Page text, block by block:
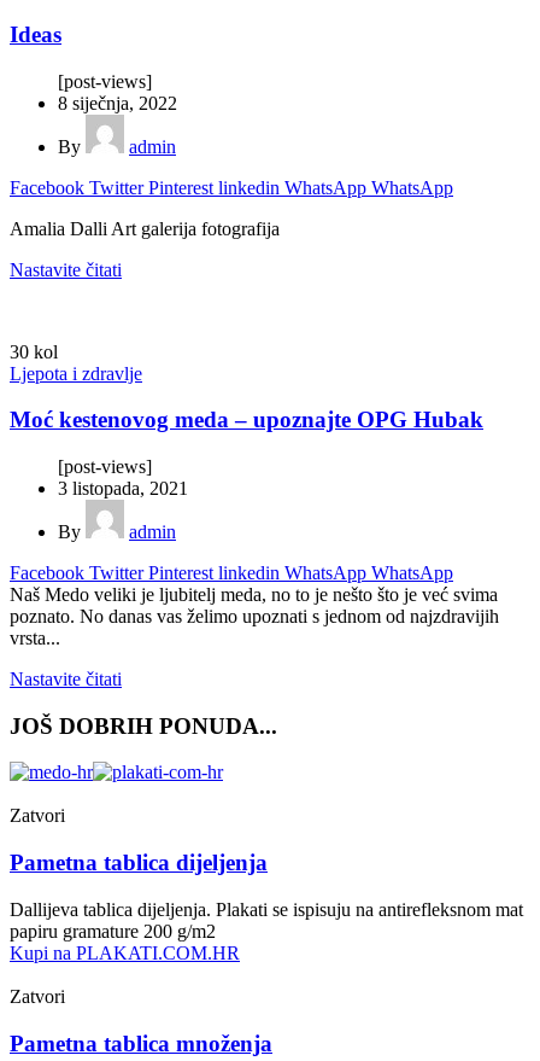
Ideas
[post-views]
8 siječnja, 2022
By
admin
Facebook Twitter Pinterest linkedin WhatsApp WhatsApp
Amalia Dalli Art galerija fotografija
Nastavite čitati
30 kol
Ljepota i zdravlje
Moć kestenovog meda – upoznajte OPG Hubak
[post-views]
3 listopada, 2021
By
admin
Facebook Twitter Pinterest linkedin WhatsApp WhatsApp
Naš Medo veliki je ljubitelj meda, no to je nešto što je već svima
poznato. No danas vas želimo upoznati s jednom od najzdravijih
vrsta...
Nastavite čitati
JOŠ DOBRIH PONUDA...
Zatvori
Pametna tablica dijeljenja
Dallijeva tablica dijeljenja. Plakati se ispisuju na antirefleksnom mat
papiru gramature 200 g/m2
Kupi na PLAKATI.COM.HR
Zatvori
Pametna tablica množenja